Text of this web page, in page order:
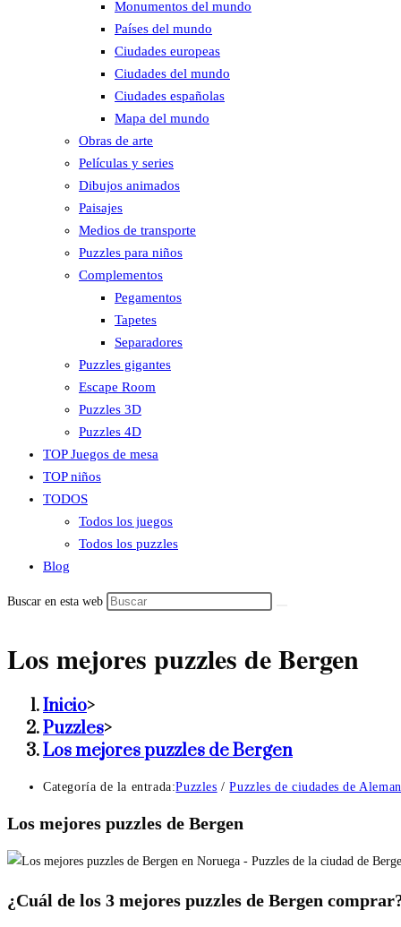
Monumentos del mundo
Países del mundo
Ciudades europeas
Ciudades del mundo
Ciudades españolas
Mapa del mundo
Obras de arte
Películas y series
Dibujos animados
Paisajes
Medios de transporte
Puzzles para niños
Complementos
Pegamentos
Tapetes
Separadores
Puzzles gigantes
Escape Room
Puzzles 3D
Puzzles 4D
TOP Juegos de mesa
TOP niños
TODOS
Todos los juegos
Todos los puzzles
Blog
Buscar en esta web
Los mejores puzzles de Bergen
Inicio>
Puzzles>
Los mejores puzzles de Bergen
Categoría de la entrada:Puzzles / Puzzles de ciudades de
Los mejores puzzles de Bergen
¿Cuál de los 3 mejores puzzles de Bergen